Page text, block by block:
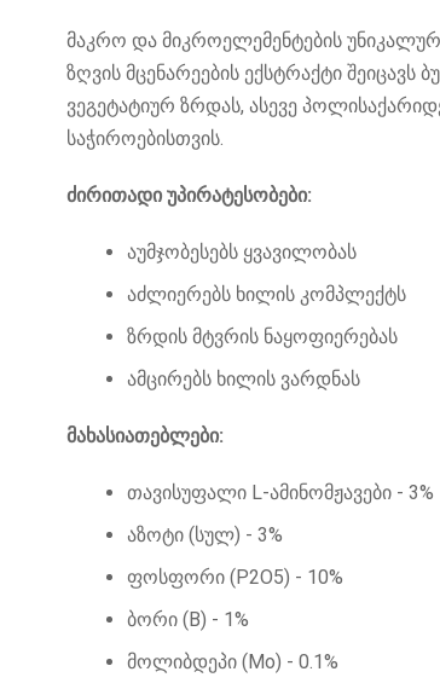
მაკრო და მიკროელემენტების
ზღვის მცენარეების ექსტრაქტი
ვეგეტატიურ ზრდას, ასევე
საჭიროებისთვის.
ძირითადი უპირატესობები:
აუმჯობესებს ყვავილობას
აძლიერებს ხილის კომპლექტს
ზრდის მტვრის ნაყოფიერებას
ამცირებს ხილის ვარდნას
მახასიათებლები:
თავისუფალი L-ამინომჟავები - 3%
აზოტი (სულ) - 3%
ფოსფორი (P2O5) - 10%
ბორი (B) - 1%
მოლიბდეპი (Mo) - 0.1%